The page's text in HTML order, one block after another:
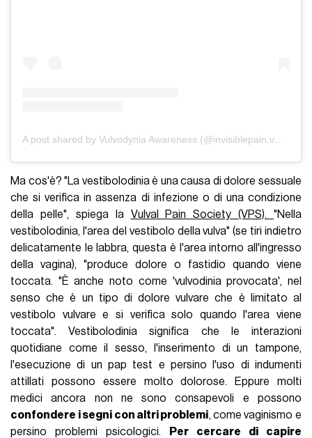
Ma cos'è? "La vestibolodinia è una causa di dolore sessuale
che si verifica in assenza di infezione o di una condizione
della pelle", spiega la Vulval Pain Society (VPS). "Nella
vestibolodinia, l'area del vestibolo della vulva" (se tiri indietro
delicatamente le labbra, questa è l'area intorno all'ingresso
della vagina), "produce dolore o fastidio quando viene
toccata. "È anche noto come 'vulvodinia provocata', nel
senso che è un tipo di dolore vulvare che è limitato al
vestibolo vulvare e si verifica solo quando l'area viene
toccata". Vestibolodinia significa che le interazioni
quotidiane come il sesso, l'inserimento di un tampone,
l'esecuzione di un pap test e persino l'uso di indumenti
attillati possono essere molto dolorose. Eppure molti
medici ancora non ne sono consapevoli e possono
confondere i segni con altri problemi, come vaginismo e
persino problemi psicologici.
Per cercare di capire